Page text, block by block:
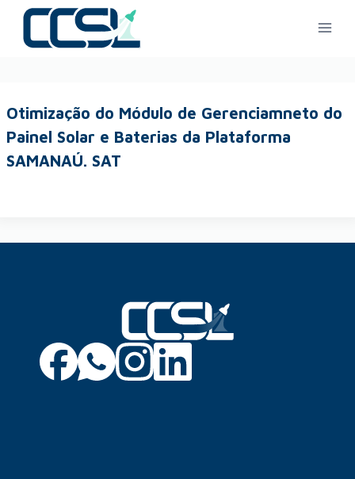
Otimização do Módulo de Gerenciamneto do
Painel Solar e Baterias da Plataforma
SAMANAÚ. SAT